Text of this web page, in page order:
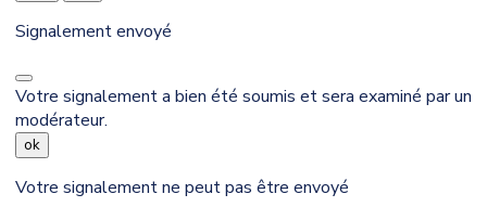
Signalement envoyé
Votre signalement a bien été soumis et sera examiné par un
modérateur.
ok
Votre signalement ne peut pas être envoyé